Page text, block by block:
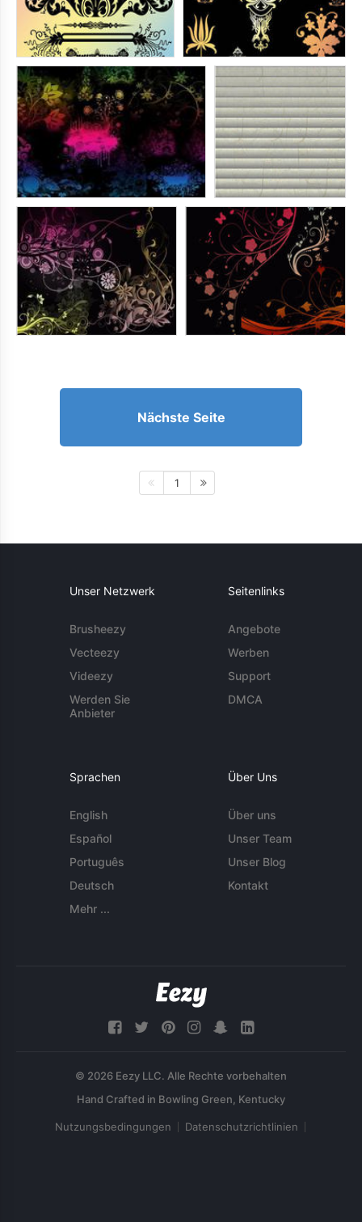
Nächste Seite
1
Unser Netzwerk
Brusheezy
Vecteezy
Videezy
Werden Sie
Anbieter
Seitenlinks
Angebote
Werben
Support
DMCA
Sprachen
English
Español
Português
Deutsch
Mehr ...
Über Uns
Über uns
Unser Team
Unser Blog
Kontakt
© 2026 Eezy LLC. Alle Rechte vorbehalten
Nutzungsbedingungen Datenschutzrichtlinien